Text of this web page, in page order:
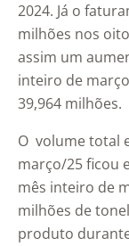
2024. Já o
milhões nos
assim um
inteiro de
39,964 milhões.
O volume total
março/25 ficou
mês inteiro de
milhões de
produto